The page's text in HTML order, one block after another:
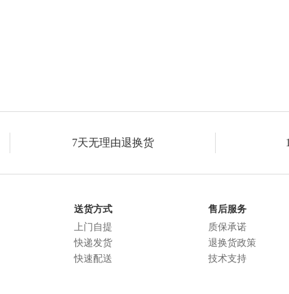
7天无理由退换货
送货方式
上门自提
快递发货
快速配送
售后服务
质保承诺
退换货政策
技术支持